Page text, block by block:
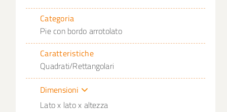
Categoria
Pie con bordo arrotolato
Caratteristiche
Quadrati/Rettangolari
Dimensioni
Lato x lato x altezza